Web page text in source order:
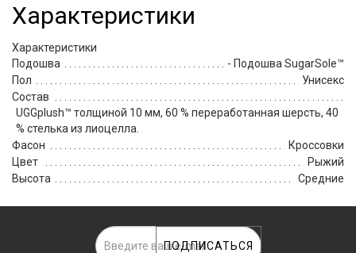
Характеристики
Характеристики
Подошва
- Подошва SugarSole™
Пол
Унисекс
Состав
UGGplush™ толщиной 10 мм, 60 % переработанная шерсть, 40
% стелька из лиоцелла.
Фасон
Кроссовки
Цвет
Рыжий
Высота
Средние
ПОДПИСАТЬСЯ